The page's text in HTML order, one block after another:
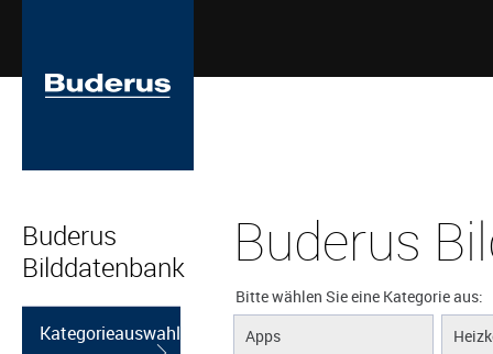
Buderus
Bilddatenbank
Kategorieauswahl
Buderus
Bitte wählen Sie eine Kategorie aus:
Apps